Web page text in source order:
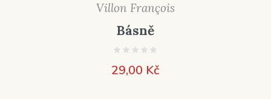
Villon François
Básně
29,00 Kč